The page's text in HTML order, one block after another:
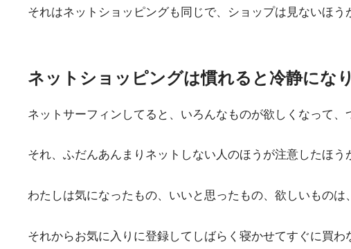
それはネットショッピングも同じで、ショップは見ないほう
ネットショッピングは慣れると冷静にな
ネットサーフィンしてると、いろんなものが欲しくなって
それ、ふだんあんまりネットしない人のほうが注意したほう
わたしは気になったもの、いいと思ったもの、欲しいものは
それからお気に入りに登録してしばらく寝かせてすぐに買わ